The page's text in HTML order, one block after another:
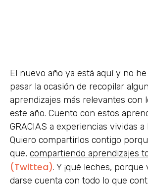
El nuevo año ya está aquí y no
pasar la ocasión de recopilar
aprendizajes más relevantes con
este año. Cuento con estos
GRACIAS a experiencias vividas a
Quiero compartirlos contigo
que, compartiendo aprendizajes
(Twittea). Y ¡qué leches, porque
darse cuenta con todo lo que